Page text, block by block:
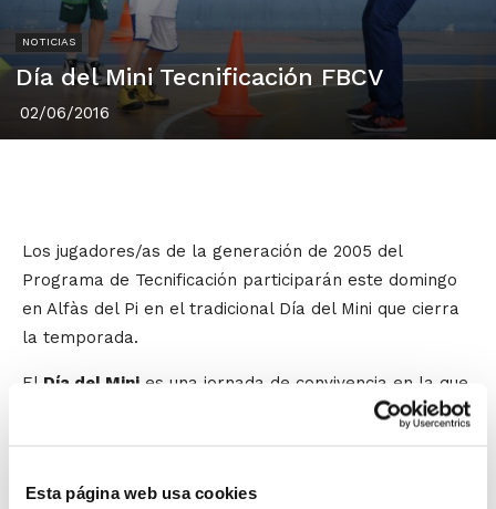
Esta página web usa cookies
NOTICIAS
Día del Mini Tecnificación FBCV
02/06/2016
Los jugadores/as de la generación de 2005 del
Programa de Tecnificación participarán este domingo
en Alfàs del Pi en el tradicional Día del Mini que cierra
la temporada.
El Día del Mini es una jornada de convivencia en la que
toman parte todos los jugadores/as alevines de primer
Agrupados por sedes, vivirán una jornada de